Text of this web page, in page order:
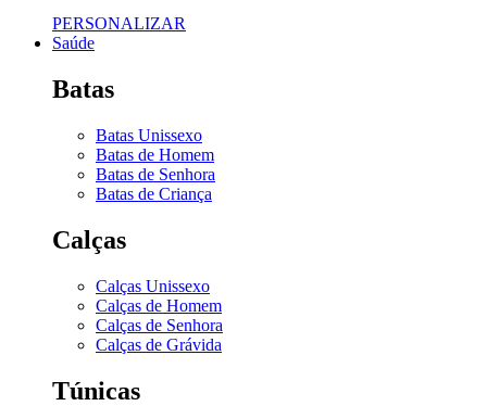
PERSONALIZAR
Saúde
Batas
Batas Unissexo
Batas de Homem
Batas de Senhora
Batas de Criança
Calças
Calças Unissexo
Calças de Homem
Calças de Senhora
Calças de Grávida
Túnicas